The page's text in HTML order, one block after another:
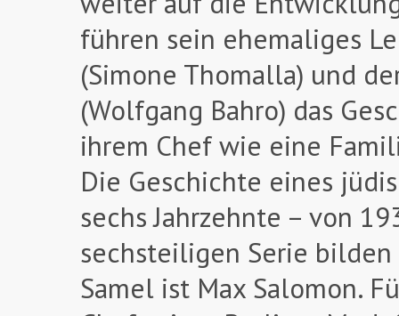
führen sein ehemaliges
(Simone Thomalla) und
(Wolfgang Bahro) das
ihrem Chef wie eine
Die Geschichte eines
sechs Jahrzehnte – von
sechsteiligen Serie
Samel ist Max Salomon.